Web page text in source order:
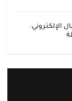
الإلكتروني: